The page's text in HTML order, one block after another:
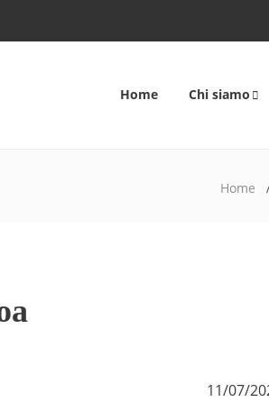
Home Chi siamo
Home
11/07/